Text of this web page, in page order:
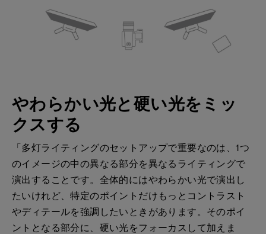
やわらかい光と硬い光をミッ
クスする
「多灯ライティングのセットアップで重要なのは、1つ
のイメージの中の異なる部分を異なるライティングで
演出することです。全体的にはやわらかい光で演出し
たいけれど、特定のポイントだけもっとコントラスト
やディテールを強調したいときがあります。そのポイ
ントとなる部分に、硬い光をフォーカスして加えま